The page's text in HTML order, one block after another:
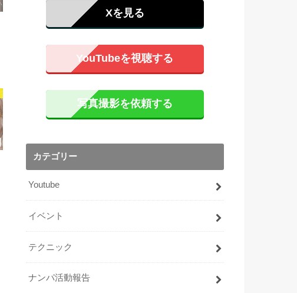
Xを見る
YouTubeを視聴する
写真撮影を依頼する
カテゴリー
Youtube
イベント
テクニック
ナンパ活動報告